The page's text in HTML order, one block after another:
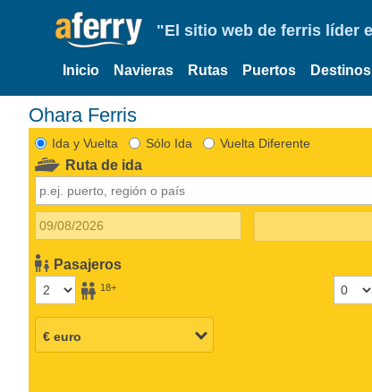
"El sitio web de ferris líder
Inicio Navieras Rutas Puertos Destinos
Ohara Ferris
Ida y Vuelta Sólo Ida Vuelta Diferente
Ruta de ida
Pasajeros
18+